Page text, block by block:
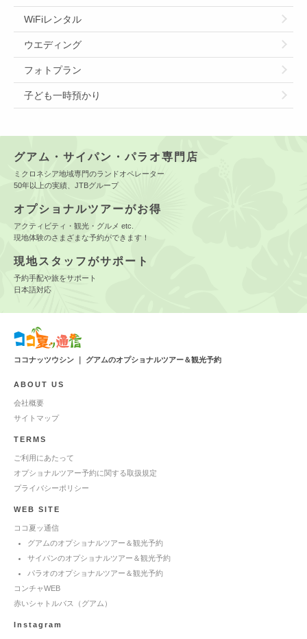
WiFiレンタル
ウエディング
フォトプラン
子ども一時預かり
グアム・サイパン・パラオ専門店
ミクロネシア地域専門のランドオペレーター
50年以上の実績、JTBグループ
オプショナルツアーがお得
アクティビティ・観光・グルメ etc.
現地体験のさまざまな予約ができます！
現地スタッフがサポート
予約手配や旅をサポート
日本語対応
ココナッツウシン ｜ グアムのオプショナルツアー＆観光予約
ABOUT US
会社概要
サイトマップ
TERMS
ご利用にあたって
オプショナルツアー予約に関する取扱規定
プライバシーポリシー
WEB SITE
ココ夏ッ通信
グアムのオプショナルツアー＆観光予約
サイパンのオプショナルツアー＆観光予約
パラオのオプショナルツアー＆観光予約
コンチャWEB
赤いシャトルバス（グアム）
Instagram